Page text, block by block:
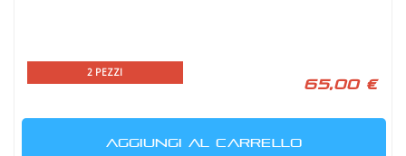
2 PEZZI
65,00 €
AGGIUNGI AL CARRELLO